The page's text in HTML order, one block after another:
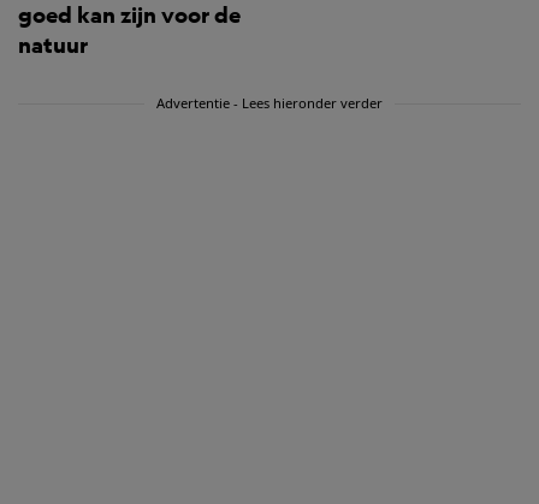
goed kan zijn voor de
natuur
Advertentie - Lees hieronder verder